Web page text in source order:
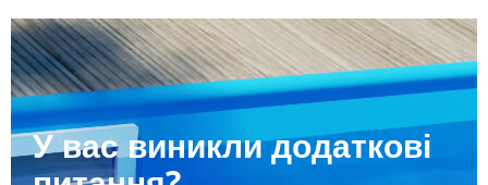
У вас виникли додаткові